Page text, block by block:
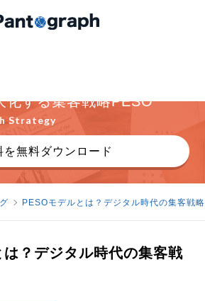
化する集客戦略PESO
Strategy
を無料ダウンロード
PESOモデルとは？デジタル時代の集客戦
？デジタル時代の集客戦